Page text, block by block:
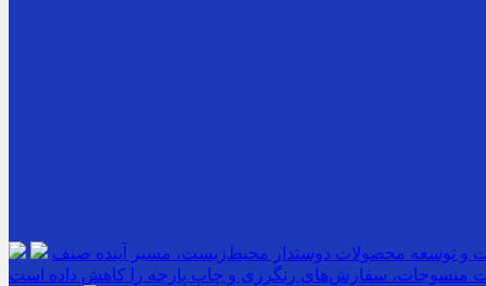
و توسعه محصولات دوستدار محیط‌زیست، مسیر آینده صنف
منسوجات، سفارش‌های رنگرزی و چاپ پارچه را کاهش داده است